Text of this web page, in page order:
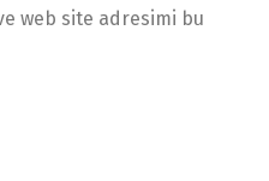
web site adresimi bu